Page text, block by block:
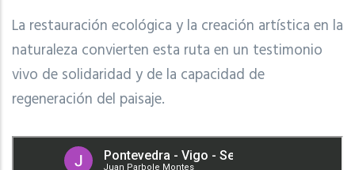
La restauración ecológica y la creación artística en la
naturaleza convierten esta ruta en un testimonio
vivo de solidaridad y de la capacidad de
regeneración del paisaje.